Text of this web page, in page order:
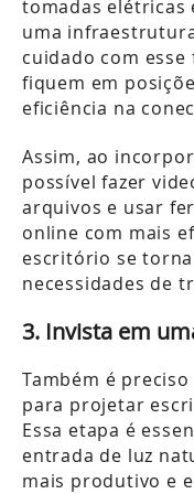
tomadas elétricas
uma
cuidado com
fiquem em
eficiência na
Assim, ao
possível fazer
arquivos e usar
online com mais
escritório se
necessidades de
3. Invista em
Também é
para projetar
Essa etapa é
entrada de luz
mais produtivo e